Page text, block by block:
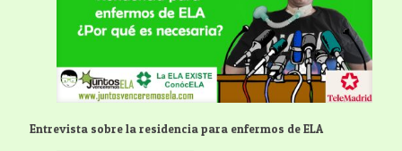
Entrevista sobre la residencia para enfermos de ELA